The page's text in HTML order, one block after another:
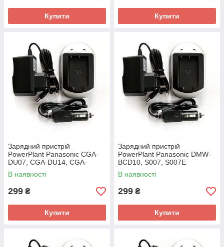
Купити Купити
Зарядний пристрій
PowerPlant Panasonic CGA-
DU07, CGA-DU14, CGA-
DU21, VBD210
В наявності
299 ₴
Купити
Зарядний пристрій
PowerPlant Panasonic DMW-
BCD10, S007, S007E
В наявності
299 ₴
Купити